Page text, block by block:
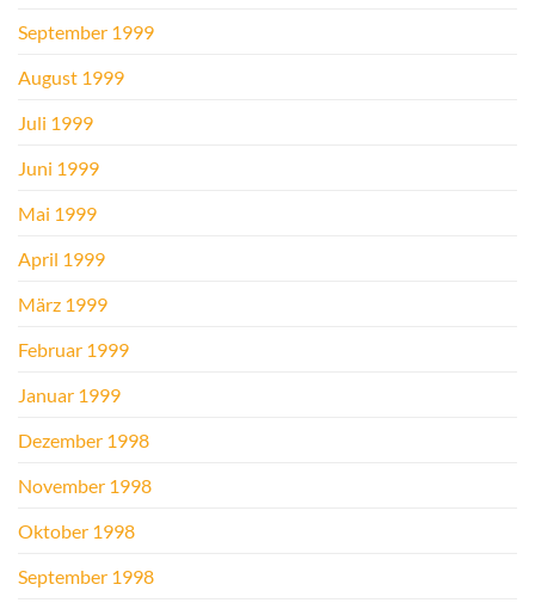
September 1999
August 1999
Juli 1999
Juni 1999
Mai 1999
April 1999
März 1999
Februar 1999
Januar 1999
Dezember 1998
November 1998
Oktober 1998
September 1998